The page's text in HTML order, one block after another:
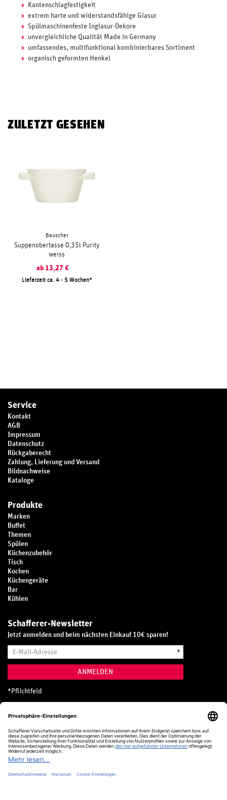
Kantenschlagfestigkeit
extrem harte und widerstandsfähige Glasur
Spülmaschinenfeste Inglasur-Dekore
unvergleichliche Qualität Made in Germany
umfassendes, multifunktional kombinierbares Sortiment
organisch geformten Henkel
ZULETZT GESEHEN
Bauscher
Suppenobertasse 0,35l Purity
weiss
ab 13,27 €
Lieferzeit ca. 4 - 5 Wochen
Service
Kontakt
AGB
Impressum
Datenschutz
Rückgaberecht
Zahlung, Lieferung und Versand
Bildnachweise
Kataloge
Produkte
Marken
Buffet
Themen
Spülen
Küchenzubehör
Tisch
Kochen
Küchengeräte
Bar
Kühlen
Schafferer-Newsletter
Jetzt anmelden und beim nächsten Einkauf 10€ sparen!
Mail-
*
ANMELDEN
* Pflichtfeld
Hotline
0800 20 70 300 (D)
Kostenlos aus dem deutschen Festnetz
24 Stunden / 365 Tage im Jahr